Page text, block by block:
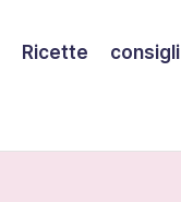
Ricette consigli